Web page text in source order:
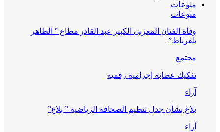
منوعات
منوعات
وفاة الفنان المغربي الكبير عبد القادر مطاع ” الطاهر
بلفرياط”
مجتمع
تفكيك عصابة إجرامية رقمية
آراء
بلاغ بشأن جدل تنظيم الصحافة الرياضية ” بلاغ”
آراء